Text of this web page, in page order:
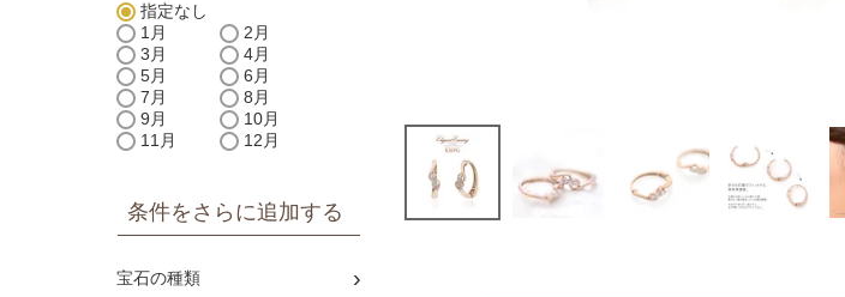
指定なし
1月
2月
3月
4月
5月
6月
7月
8月
9月
10月
11月
12月
条件をさらに追加する
宝石の種類 ›